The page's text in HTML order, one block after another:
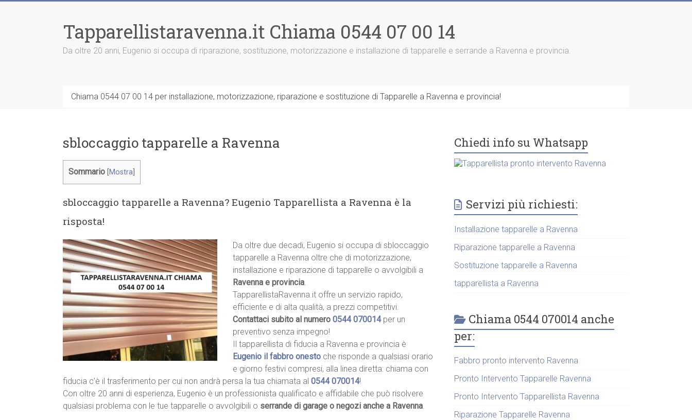
Tapparellistaravenna.it Chiama 0544 07 00 14
Da oltre 20 anni, Eugenio si occupa di riparazione, sostituzione, motorizzazione e installazione di tapparelle e serrande a Ravenna e provincia.
Chiama 0544 07 00 14 per installazione, motorizzazione, riparazione e sostituzione di Tapparelle a Ravenna e provincia!
sbloccaggio tapparelle a Ravenna
Sommario Mostra
sbloccaggio tapparelle a Ravenna? Eugenio Tapparellista a Ravenna è la
risposta!
Da oltre due decadi, Eugenio si occupa di sbloccaggio
tapparelle a Ravenna oltre che di motorizzazione,
installazione e riparazione di tapparelle o avvolgibili a
Ravenna e provincia.
TapparellistaRavenna.it offre un servizio rapido,
efficiente e di alta qualità, a prezzi competitivi.
Contattaci subito al numero 0544 070014per un
preventivo senza impegno!
Il tapparellista di fiducia a Ravenna e provincia è
Eugenio il fabbro onesto che risponde a qualsiasi orario
e giorno festivi compresi, alla linea diretta: chiama con
fiducia c’è il trasferimento per cui non andrà persa la tua chiamata al 0544 070014!
Con oltre 20 anni di esperienza, Eugenio è un professionista qualificato e affidabile che può risolvere
qualsiasi problema con le tue tapparelle o avvolgibili o serrande di garage o negozi anche a Ravenna.
Chiedi info su Whatsapp
Servizi più richiesti:
Installazione tapparelle a Ravenna
Riparazione tapparelle a Ravenna
Sostituzione tapparelle a Ravenna
tapparellista a Ravenna
Chiama 0544 070014 anche
per:
Fabbro pronto intervento Ravenna
Pronto Intervento Tapparelle Ravenna
Pronto Intervento Tapparellista Ravenna
Riparazione Tapparelle Ravenna